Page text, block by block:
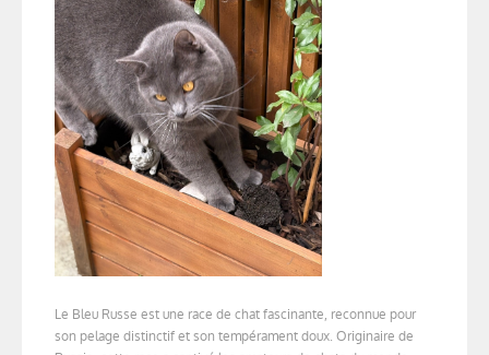
Le Bleu Russe est une race de chat fascinante, reconnue pour
son pelage distinctif et son tempérament doux. Originaire de